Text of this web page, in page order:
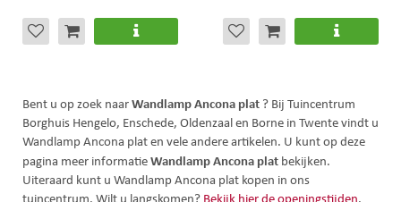
Bent u op zoek naarWandlamp Ancona plat ? Bij Tuincentrum
Borghuis Hengelo, Enschede, Oldenzaal en Borne in Twente vindt u
Wandlamp Ancona plat en vele andere artikelen. U kunt op deze
pagina meer informatieWandlamp Ancona plat bekijken.
Uiteraard kunt u Wandlamp Ancona plat kopen in ons
tuincentrum. Wilt u langskomen? Bekijk hier de openingstijden.